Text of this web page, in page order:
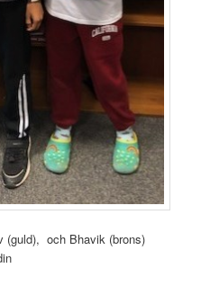
(guld), och Bhavik (brons)